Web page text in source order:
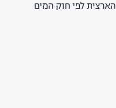
הארצית לפי חוק המים